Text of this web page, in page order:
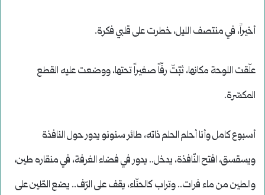
أخيراً، في منتصف الليل، خطرت على قلبي فكرة.
علّقت اللوحة مكانها، ثبّتّ رفّاً صغيراً تحتها، ووضعت عليه القطع
المكسّرة.
أسبوع كامل وأنا أحلم الحلم ذاته، طائر سنونو يدور حول النافذة
ويسقسق، افتح النّافذة، يدخل.. يدور في فضاء الغرفة، في منقاره طين،
والطين من ماء فرات.. وتراب كالحنّاء، يقف على الرّف.. يضع الطّين على